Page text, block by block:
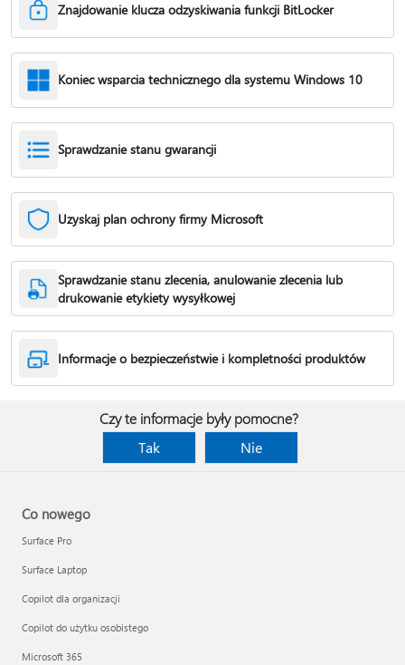
Znajdowanie klucza odzyskiwania funkcji BitLocker
Koniec wsparcia technicznego dla systemu Windows 10
Sprawdzanie stanu gwarancji
Uzyskaj plan ochrony firmy Microsoft
Sprawdzanie stanu zlecenia, anulowanie zlecenia lub
drukowanie etykiety wysyłkowej
Informacje o bezpieczeństwie i kompletności produktów
Czy te informacje były pomocne?
Tak
Nie
Co nowego
Surface Pro
Surface Laptop
Copilot dla organizacji
Copilot do użytku osobistego
Microsoft 365